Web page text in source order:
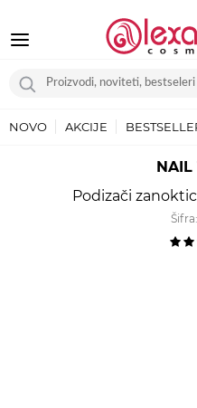
NOVO AKCIJE
NAIL
Podizači
Šifra: